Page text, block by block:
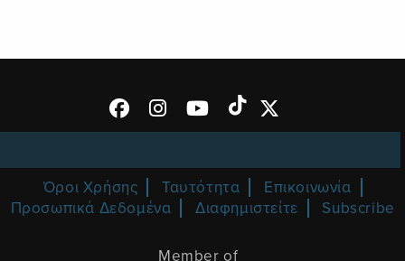
Όροι Χρήσης Ταυτότητα
Επικοινωνία
Προσωπικά Δεδομένα
Διαφημιστείτε Subscribe
Member of